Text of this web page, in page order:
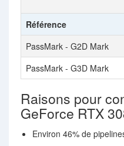
Référence
PassMark - G2D Mark
PassMark - G3D Mark
Raisons pour
GeForce RTX
Environ 46% de